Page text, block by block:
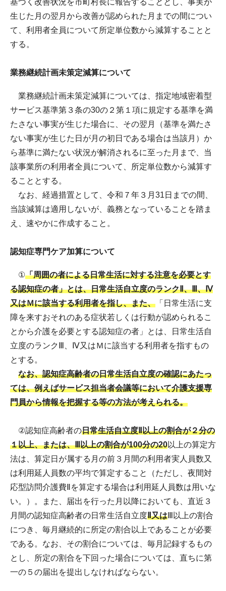
生じた月の翌月から改善が認められた月までの間につい
て、利用者全員について所定単位数から減算することと
する。
業務継続計画未策定減算について
業務継続計画未策定減算については、指定地域密着型
サービス基準第３条の30の２第１項に規定する基準を満
たさない事実が生じた場合に、その翌月（基準を満たさ
ない事実が生じた日が月の初日である場合は当該月）か
ら基準に満たない状況が解消されるに至った月まで、当
該事業所の利用者全員について、所定単位数から減算す
ることとする。
なお、経過措置として、令和７年３月31日までの間、
当該減算は適用しないが、義務となっていることを踏ま
え、速やかに作成すること。
認知症専門ケア加算について
①「周囲の者による日常生活に対する注意を必要とす
る認知症の者」とは、日常生活自立度のランクⅡ、Ⅲ、Ⅳ
又はＭに該当する利用者を指し、また、 「日常生活に支
障を来すおそれのある症状若しくは行動が認められるこ
とから介護を必要とする認知症の者」とは、日常生活自
立度のランクⅢ、Ⅳ又はＭに該当する利用者を指すもの
とする。
なお、認知症高齢者の日常生活自立度の確認にあたっ
ては、例えばサービス担当者会議等において介護支援専
門員から情報を把握する等の方法が考えられる。
②認知症高齢者の日常生活自立度Ⅱ以上の割合が２分の
１以上、または、Ⅲ以上の割合が100分の20以上の算定方
法は、算定日が属する月の前３月間の利用者実人員数又
は利用延人員数の平均で算定すること（ただし、夜間対
応型訪問介護費Ⅱを算定する場合は利用延人員数は用いな
い。）。また、届出を行った月以降においても、直近３
月間の認知症高齢者の日常生活自立度Ⅱ又は Ⅲ以上の割合
につき、毎月継続的に所定の割合以上であることが必要
である。なお、その割合については、毎月記録するもの
とし、所定の割合を下回った場合については、直ちに第
一の５の届出を提出しなければならない。